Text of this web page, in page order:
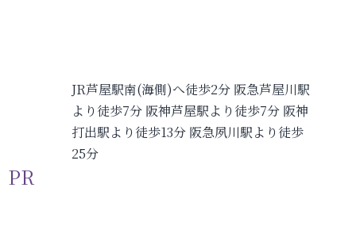
JR芦屋駅南(海側)へ徒歩2分 阪急芦屋川駅
より徒歩7分 阪神芦屋駅より徒歩7分 阪神
打出駅より徒歩13分 阪急夙川駅より徒歩
25分
PR